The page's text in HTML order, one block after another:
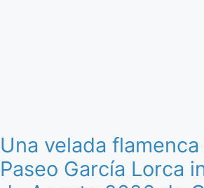
Una velada flamenca
Paseo García Lorca